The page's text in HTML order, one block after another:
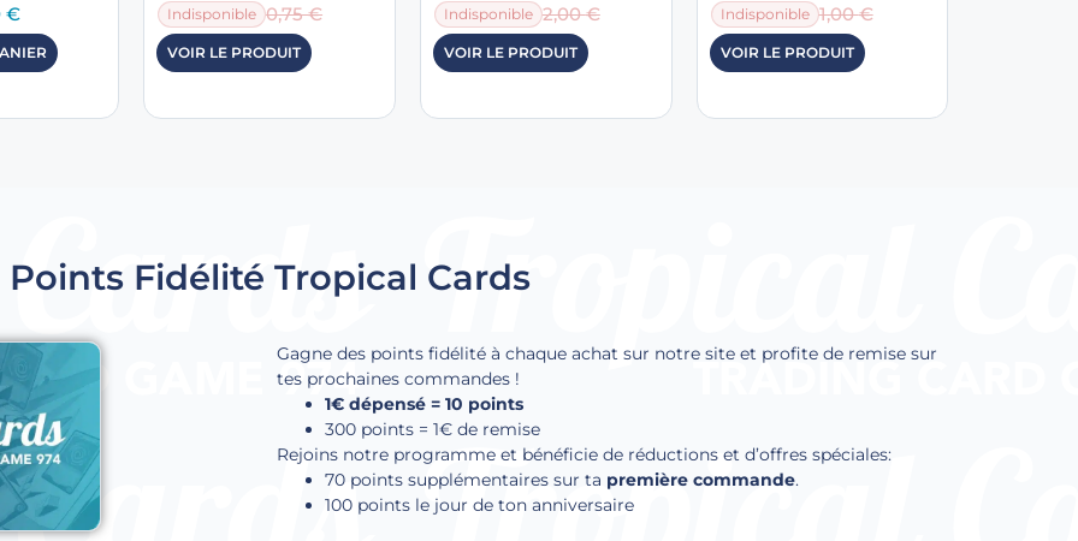
€ Indisponible 0,75€
VOIR LE PRODUIT
Indisponible 2,00€
VOIR LE PRODUIT
Indisponible 1,00€
VOIR LE PRODUIT
Points Fidélité Tropical Cards
Gagne des points fidélité à chaque achat sur notre site et profite de remise sur
tes prochaines commandes !
1€ dépensé = 10 points
300 points = 1€ de remise
Rejoins notre programme et bénéficie de réductions et d’offres spéciales:
70 points supplémentaires sur ta première commande.
100 points le jour de ton anniversaire